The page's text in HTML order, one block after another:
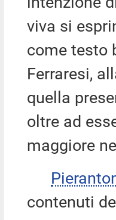
viva si
come testo
Ferraresi,
quella
oltre ad
maggiore
contenuti